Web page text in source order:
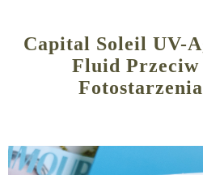
Capital Soleil UV-
Fluid Przeciw